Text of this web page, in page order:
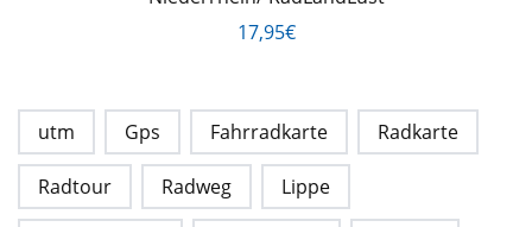
17,95€
utm Gps Fahrradkarte Radkarte
Radtour Radweg Lippe